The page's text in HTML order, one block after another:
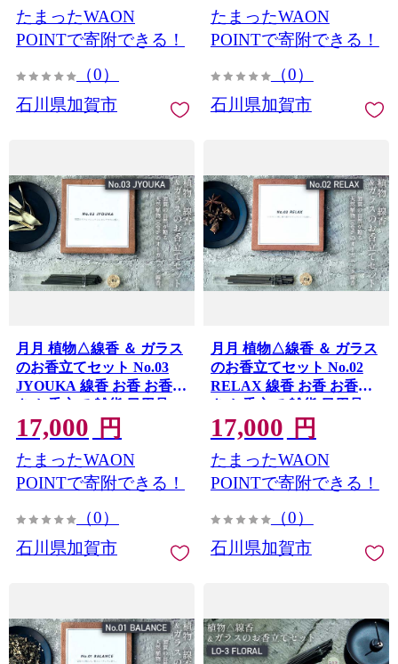
たまったWAON
POINTで寄附できる！
（0）
石川県加賀市
たまったWAON
POINTで寄附できる！
（0）
石川県加賀市
月月 植物△線香 ＆ ガラス
のお香立てセット No.03
JYOUKA 線香 お香 お香置
き お香立て 雑貨 日用品
F6P-3178
17,000 円
たまったWAON
POINTで寄附できる！
（0）
石川県加賀市
月月 植物△線香 ＆ ガラス
のお香立てセット No.02
RELAX 線香 お香 お香置
き お香立て 雑貨 日用品
F6P-3177
17,000 円
たまったWAON
POINTで寄附できる！
（0）
石川県加賀市